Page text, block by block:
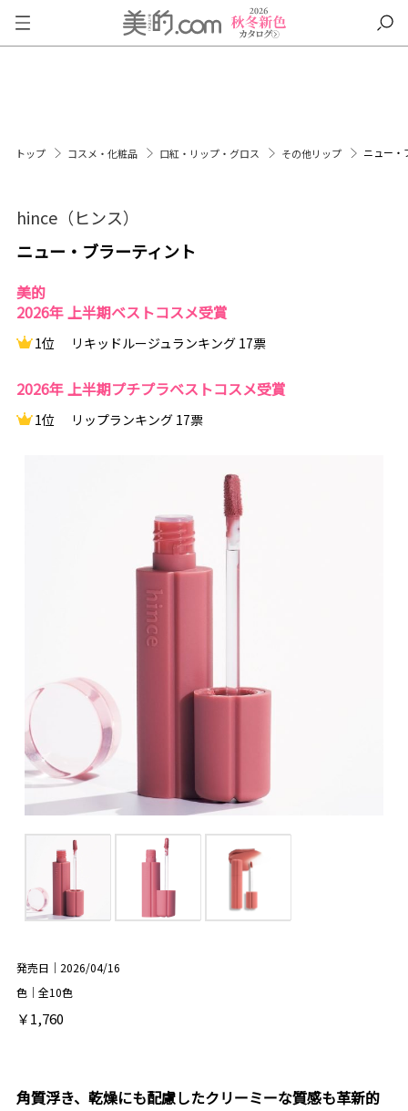
トップ コスメ・化粧品 口紅・リップ・グロス その他リップ ニュー・
hince（ヒンス）
ニュー・ブラーティント
美的
2026年 上半期ベストコスメ受賞
1位 リキッドルージュランキング 17票
2026年 上半期プチプラベストコスメ受賞
1位 リップランキング 17票
発売日｜2026/04/16
色｜全10色
￥1,760
角質浮き、乾燥にも配慮したクリーミーな質感も革新的